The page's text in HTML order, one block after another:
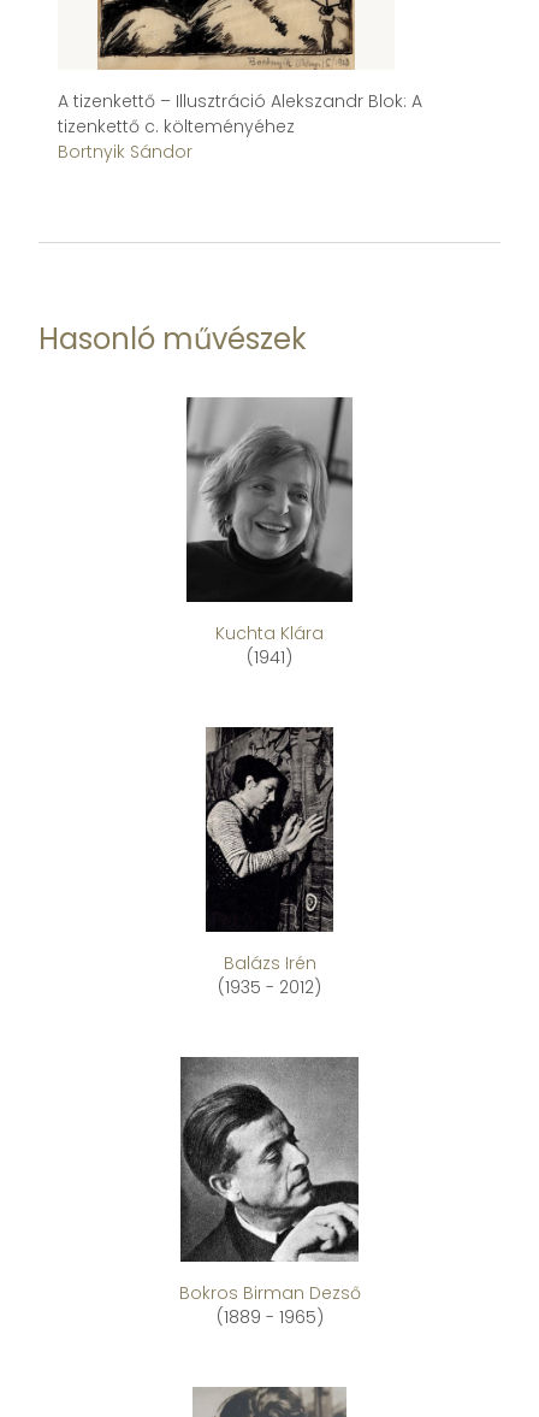
A tizenkettő – Illusztráció Alekszandr Blok: A
tizenkettő c. költeményéhez
Bortnyik Sándor
Hasonló művészek
Kuchta Klára
(1941)
Balázs Irén
(1935 - 2012)
Bokros Birman Dezső
(1889 - 1965)